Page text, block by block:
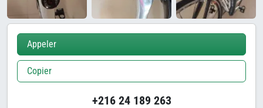
Appeler
Copier
+216 24 189 263